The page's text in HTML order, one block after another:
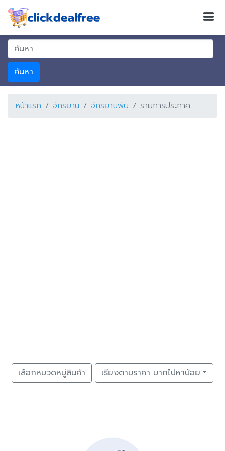
ค้นหา
หน้าแรก จักรยาน จักรยานพับ รายการประกาศ
เลือกหมวดหมู่สินค้า เรียงตามราคา มากไปหาน้อย